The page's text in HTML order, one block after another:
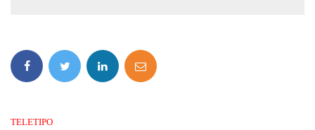
TELETIPO